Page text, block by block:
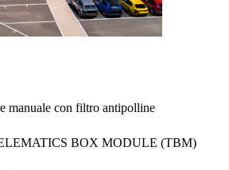
manuale con filtro antipolline
BOX MODULE (TBM)